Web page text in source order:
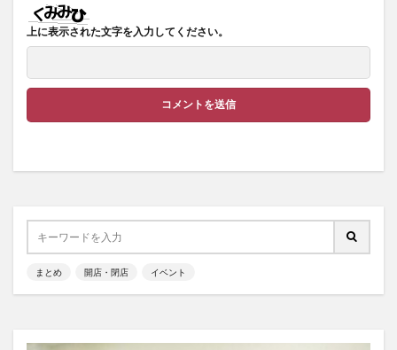
上に表示された文字を入力してください。
まとめ 開店・閉店 イベント